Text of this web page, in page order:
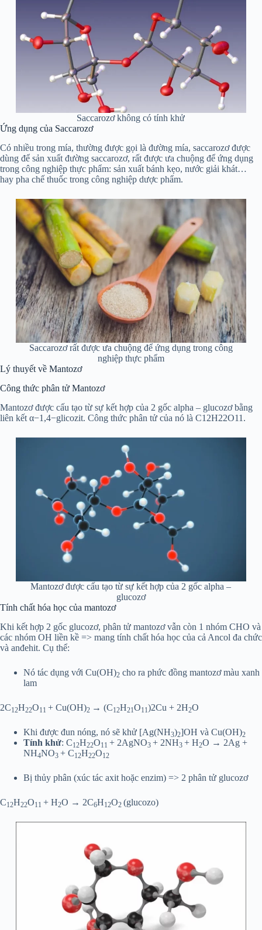
Saccarozơ không có tính khử
Ứng dụng của Saccarozơ
Có nhiều trong mía, thường được gọi là đường mía, saccarozơ được
dùng để sản xuất đường saccarozơ, rất được ưa chuộng để ứng dụng
trong công nghiệp thực phẩm: sản xuất bánh kẹo, nước giải khát…
hay pha chế thuốc trong công nghiệp dược phẩm.
Saccarozơ rất được ưa chuộng để ứng dụng trong công
nghiệp thực phẩm
Lý thuyết về Mantozơ
Công thức phân tử Mantozơ
Mantozơ được cấu tạo từ sự kết hợp của 2 gốc alpha – glucozơ bằng
liên kết α−1,4−glicozit. Công thức phân tử của nó là C12H22O11.
Mantozơ được cấu tạo từ sự kết hợp của 2 gốc alpha –
glucozơ
Tính chất hóa học của mantozơ
Khi kết hợp 2 gốc glucozơ, phân tử mantozơ vẫn còn 1 nhóm CHO và
các nhóm OH liền kề => mang tính chất hóa học của cả Ancol đa chức
và anđehit. Cụ thể:
Nó tác dụng với Cu(OH)2 cho ra phức đồng mantozơ màu xanh
lam
2C12H22O11 + Cu(OH)2 → (C12H21O11)2Cu + 2H2O
Khi được đun nóng, nó sẽ khử [Ag(NH3)2]OH và Cu(OH)2
Tính khử: C12H22O11 + 2AgNO3 + 2NH3 + H2O → 2Ag +
NH4NO3 + C12H22O12
Bị thủy phân (xúc tác axit hoặc enzim) => 2 phân tử glucozơ
C12H22O11 + H2O → 2C6H12O2 (glucozo)